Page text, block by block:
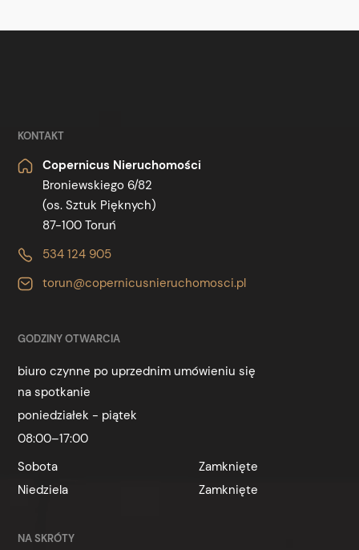
KONTAKT
Copernicus Nieruchomości
Broniewskiego 6/82
(os. Sztuk Pięknych)
87-100 Toruń
534 124 905
torun@copernicusnieruchomosci.pl
GODZINY OTWARCIA
biuro czynne po uprzednim umówieniu się
na spotkanie
poniedziałek - piątek
08:00–17:00
Sobota
Zamknięte
Niedziela
Zamknięte
NA SKRÓTY